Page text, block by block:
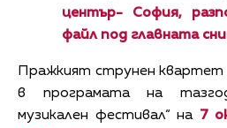
център- София,
файл под главната
Пражкият струнен квартет
в програмата на
музикален фестивал“ на 7